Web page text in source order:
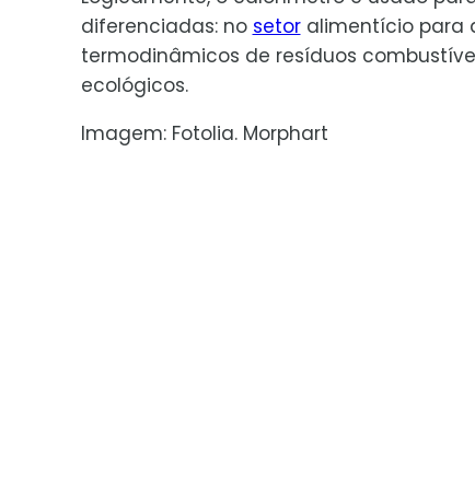
diferenciadas: no setoralimentício para
termodinâmicos de resíduos
ecológicos.
Imagem: Fotolia. Morphart